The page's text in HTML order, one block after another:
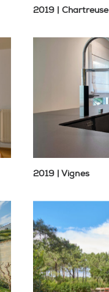
2019 | Chartreuse
2019 | Vignes